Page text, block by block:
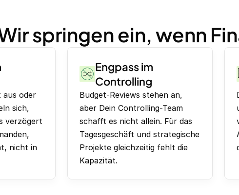
springen ein, wenn
aus oder
sich,
verzögert
nicht in
Engpass im
Controlling
Budget-Reviews stehen an,
aber Dein Controlling-Team
schafft es nicht allein. Für das
Tagesgeschäft und strategische
Projekte gleichzeitig fehlt die
Kapazität.